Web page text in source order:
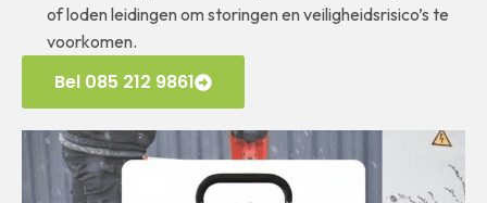
of loden leidingen om storingen en veiligheidsrisico’s te
voorkomen.
Bel 085 212 9861